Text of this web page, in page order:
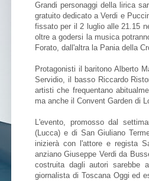
Grandi personaggi della lirica
gratuito dedicato a Verdi e
fissato per il 2 luglio alle 21.15
oltre a godersi la musica
Forato, dall'altra la Pania della
Protagonisti il baritono Alberto
Servidio, il basso Riccardo
artisti che frequentano
ma anche il Convent Garden di
L'evento, promosso dal
(Lucca) e di San Giuliano
inizierà con l'attore e regista
anziano Giuseppe Verdi da
costruita dagli autori sarebbe
giornalista di Toscana Oggi ed